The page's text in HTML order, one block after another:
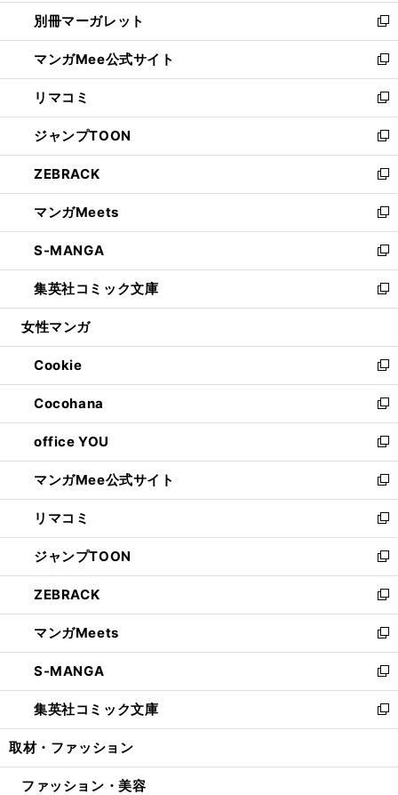
く
で
開
く
ウ
ィ
ン
ド
ウ
で
開
く
し
い
ウ
ィ
ン
ド
ウ
で
開
く
別冊マーガレット
新
し
い
ウ
ィ
ン
ド
ウ
で
開
く
マンガMee公式サイト
新
し
い
ウ
ィ
ン
ド
ウ
で
開
く
リマコミ
新
し
い
ウ
ィ
ン
ド
ウ
で
開
く
ジャンプTOON
新
し
い
ウ
ィ
ン
ド
ウ
で
開
ZEBRACK
新
し
い
ウ
ィ
ン
ド
ウ
開
く
マンガMeets
新
し
い
ウ
ィ
ン
ウ
で
開
く
S-MANGA
新
し
い
ウ
ン
ド
ウ
で
開
く
集英社コミック文庫
新
し
ウ
ィ
ン
ド
ウ
で
開
く
女性マンガ
Cookie
新
し
い
ウ
ィ
ン
ド
ウ
で
開
く
Cocohana
新
し
い
ウ
ィ
ン
ド
ウ
で
開
く
office YOU
新
し
い
ウ
ィ
ン
ド
ウ
で
開
く
マンガMee公式サイト
新
し
い
ウ
ィ
ン
ド
ウ
で
開
く
リマコミ
新
し
い
ウ
ィ
ン
ド
ウ
で
開
く
ジャンプTOON
新
し
い
ウ
ィ
ン
ド
ウ
で
開
ZEBRACK
新
し
い
ウ
ィ
ン
ド
ウ
開
マンガMeets
新
し
い
ウ
ィ
ン
ウ
S-MANGA
新
し
い
ウ
ン
集英社コミック文庫
新
し
ウ
取材・ファッション
ファッション・美容